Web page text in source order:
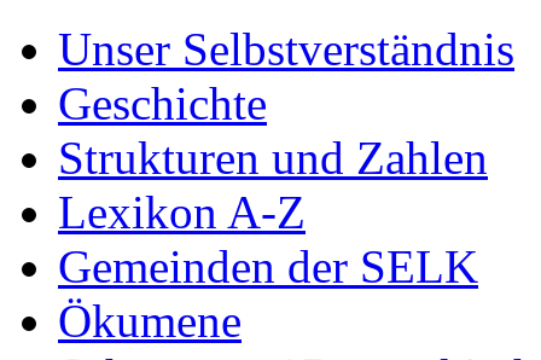
Unser Selbstverständnis
Geschichte
Strukturen und Zahlen
Lexikon A-Z
Gemeinden der SELK
Ökumene